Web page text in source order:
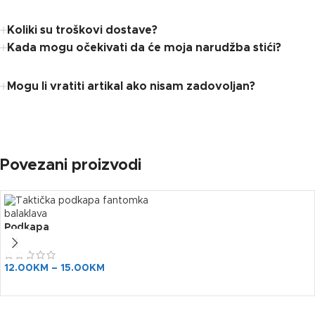
Koliki su troškovi dostave?
Kada mogu očekivati ​​da će moja narudžba stići?
Mogu li vratiti artikal ako nisam zadovoljan?
Povezani proizvodi
Podkapa
12.00 KM – 15.00 KM